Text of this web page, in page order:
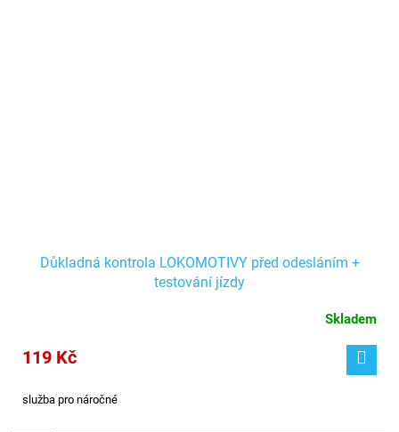
Důkladná kontrola LOKOMOTIVY před odesláním +
testování jízdy
Skladem
119 Kč
služba pro náročné